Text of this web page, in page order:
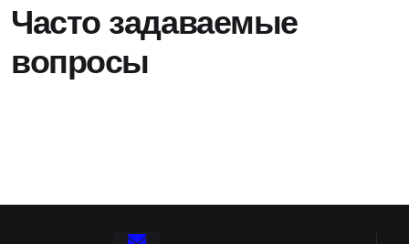
Часто задаваемые
вопросы